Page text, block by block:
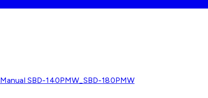
Manual SBD-140PMW_SBD-180PMW